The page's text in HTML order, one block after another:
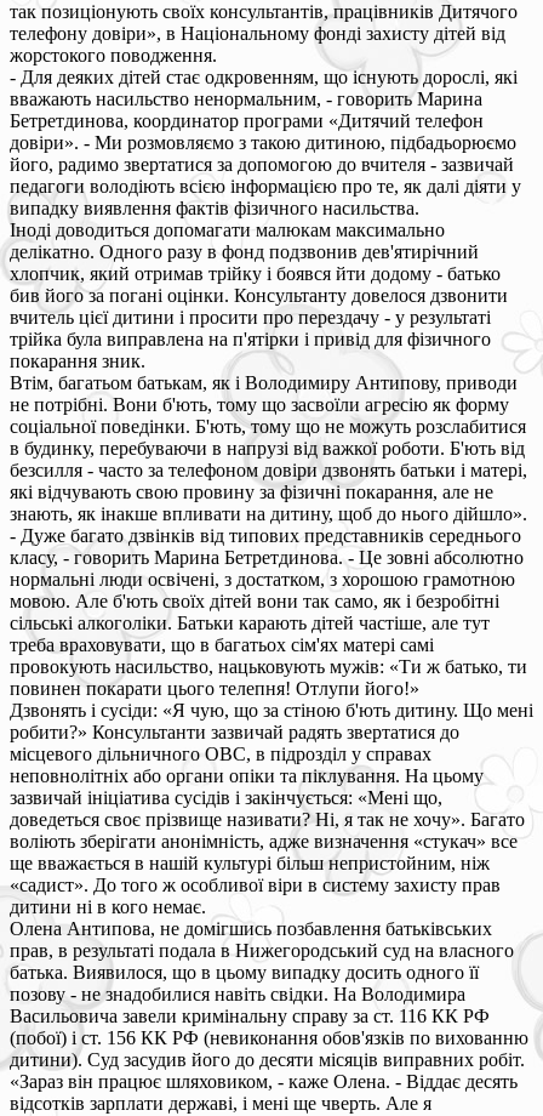
так позиціонують своїх консультантів, працівників Дитячого
телефону довіри», в Національному фонді захисту дітей від
жорстокого поводження.
- Для деяких дітей стає одкровенням, що існують дорослі, які
вважають насильство ненормальним, - говорить Марина
Бетретдинова, координатор програми «Дитячий телефон
довіри». - Ми розмовляємо з такою дитиною, підбадьорюємо
його, радимо звертатися за допомогою до вчителя - зазвичай
педагоги володіють всією інформацією про те, як далі діяти у
випадку виявлення фактів фізичного насильства.
Іноді доводиться допомагати малюкам максимально
делікатно. Одного разу в фонд подзвонив дев'ятирічний
хлопчик, який отримав трійку і боявся йти додому - батько
бив його за погані оцінки. Консультанту довелося дзвонити
вчитель цієї дитини і просити про перездачу - у результаті
трійка була виправлена на п'ятірки і привід для фізичного
покарання зник.
Втім, багатьом батькам, як і Володимиру Антипову, приводи
не потрібні. Вони б'ють, тому що засвоїли агресію як форму
соціальної поведінки. Б'ють, тому що не можуть розслабитися
в будинку, перебуваючи в напрузі від важкої роботи. Б'ють від
безсилля - часто за телефоном довіри дзвонять батьки і матері,
які відчувають свою провину за фізичні покарання, але не
знають, як інакше впливати на дитину, щоб до нього дійшло».
- Дуже багато дзвінків від типових представників середнього
класу, - говорить Марина Бетретдинова. - Це зовні абсолютно
нормальні люди освічені, з достатком, з хорошою грамотною
мовою. Але б'ють своїх дітей вони так само, як і безробітні
сільські алкоголіки. Батьки карають дітей частіше, але тут
треба враховувати, що в багатьох сім'ях матері самі
провокують насильство, нацьковують мужів: «Ти ж батько, ти
повинен покарати цього телепня! Отлупи його!»
Дзвонять і сусіди: «Я чую, що за стіною б'ють дитину. Що мені
робити?» Консультанти зазвичай радять звертатися до
місцевого дільничного ОВС, в підрозділ у справах
неповнолітніх або органи опіки та піклування. На цьому
зазвичай ініціатива сусідів і закінчується: «Мені що,
доведеться своє прізвище називати? Ні, я так не хочу». Багато
воліють зберігати анонімність, адже визначення «стукач» все
ще вважається в нашій культурі більш непристойним, ніж
«садист». До того ж особливої віри в систему захисту прав
дитини ні в кого немає.
Олена Антипова, не домігшись позбавлення батьківських
прав, в результаті подала в Нижегородський суд на власного
батька. Виявилося, що в цьому випадку досить одного її
позову - не знадобилися навіть свідки. На Володимира
Васильовича завели кримінальну справу за ст. 116 КК РФ
(побої) і ст. 156 КК РФ (невиконання обов'язків по вихованню
дитини). Суд засудив його до десяти місяців виправних робіт.
«Зараз він працює шляховиком, - каже Олена. - Віддає десять
відсотків зарплати державі, і мені ще чверть. Але я